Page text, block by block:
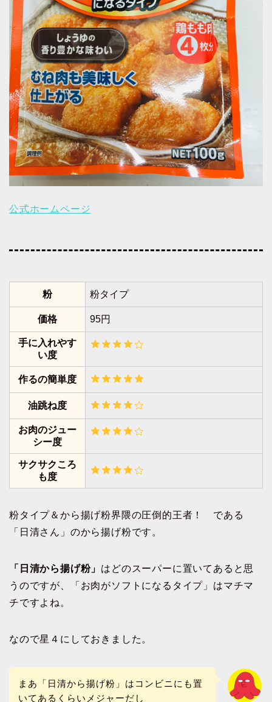
公式ホームページ
粉 粉タイプ
価格 95円
手に入れやす
い度
作るの簡単度
油跳ね度
お肉のジュー
シー度
サクサクころ
も度
粉タイプ＆から揚げ粉界隈の圧倒的王者！ である
「日清さん」のから揚げ粉です。
「日清から揚げ粉」 はどのスーパーに置いてあると思
うのですが、「お肉がソフトになるタイプ」はマチマ
チですよね。
なので星４にしておきました。
まあ「日清から揚げ粉」はコンビニにも置
いてあるくらいメジャーだし